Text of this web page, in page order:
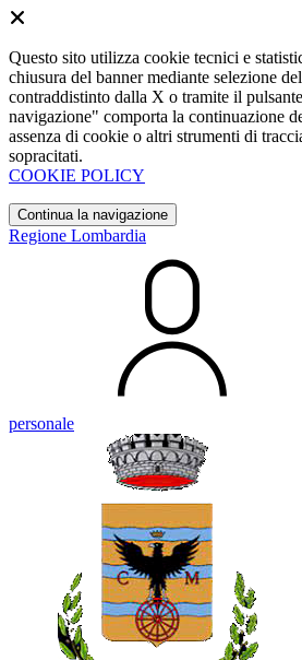
Questo sito utilizza cookie tecnici e
chiusura del banner mediante selezione
contraddistinto dalla X o tramite il
navigazione" comporta la continuazione
assenza di cookie o altri strumenti di
sopracitati.
COOKIE POLICY
Continua la navigazione
Regione Lombardia
personale